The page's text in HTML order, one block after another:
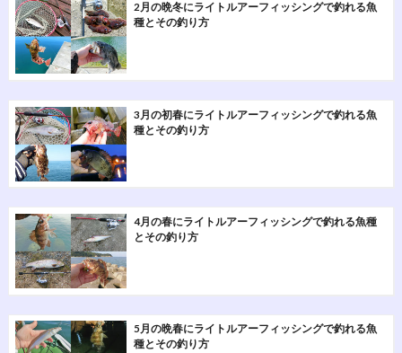
2月の晩冬にライトルアーフィッシングで釣れる魚
種とその釣り方
3月の初春にライトルアーフィッシングで釣れる魚
種とその釣り方
4月の春にライトルアーフィッシングで釣れる魚種
とその釣り方
5月の晩春にライトルアーフィッシングで釣れる魚
種とその釣り方